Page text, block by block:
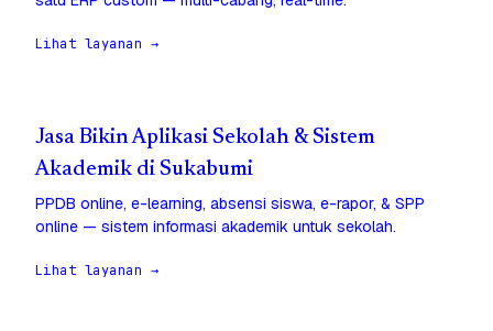
Lihat layanan →
Jasa Bikin Aplikasi Sekolah & Sistem
Akademik di Sukabumi
PPDB online, e-learning, absensi siswa, e-rapor, & SPP
online — sistem informasi akademik untuk sekolah.
Lihat layanan →